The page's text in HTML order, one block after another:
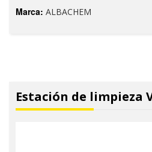
Marca: ALBACHEM
Estación de limpieza